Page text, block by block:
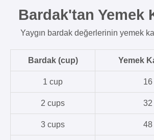
Bardak'tan Yemek
Yaygın bardak değerlerinin yemek
Bardak (cup) Yemek
1 cup
2 cups 32
3 cups 48